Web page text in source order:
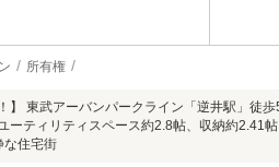
所有権
！】 東武アーバンパークライン「逆井駅」
ティリティスペース約2.8帖、収納約2.41
な住宅街